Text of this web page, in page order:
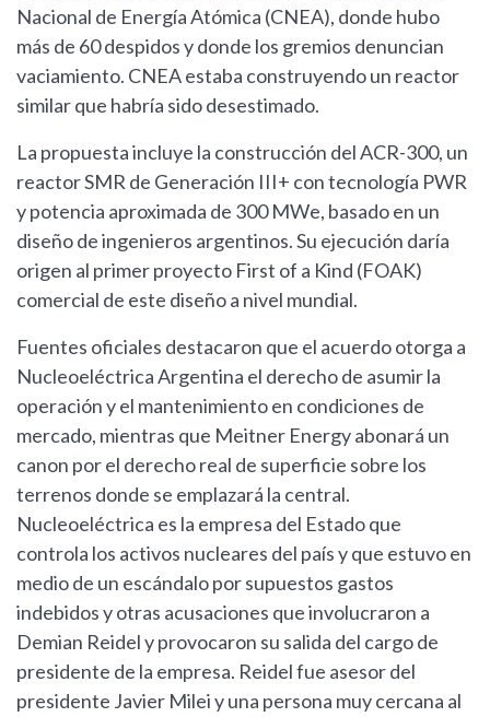
Nacional de Energía Atómica (CNEA), donde hubo
más de 60 despidos y donde los gremios denuncian
vaciamiento. CNEA estaba construyendo un reactor
similar que habría sido desestimado.
La propuesta incluye la construcción del ACR-300, un
reactor SMR de Generación III+ con tecnología PWR
y potencia aproximada de 300 MWe, basado en un
diseño de ingenieros argentinos. Su ejecución daría
origen al primer proyecto First of a Kind (FOAK)
comercial de este diseño a nivel mundial.
Fuentes oficiales destacaron que el acuerdo otorga a
Nucleoeléctrica Argentina el derecho de asumir la
operación y el mantenimiento en condiciones de
mercado, mientras que Meitner Energy abonará un
canon por el derecho real de superficie sobre los
terrenos donde se emplazará la central.
Nucleoeléctrica es la empresa del Estado que
controla los activos nucleares del país y que estuvo en
medio de un escándalo por supuestos gastos
indebidos y otras acusaciones que involucraron a
Demian Reidel y provocaron su salida del cargo de
presidente de la empresa. Reidel fue asesor del
presidente Javier Milei y una persona muy cercana al